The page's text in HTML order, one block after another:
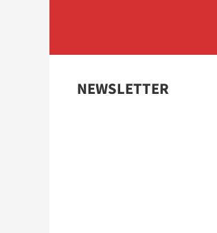
NEWSLETTER